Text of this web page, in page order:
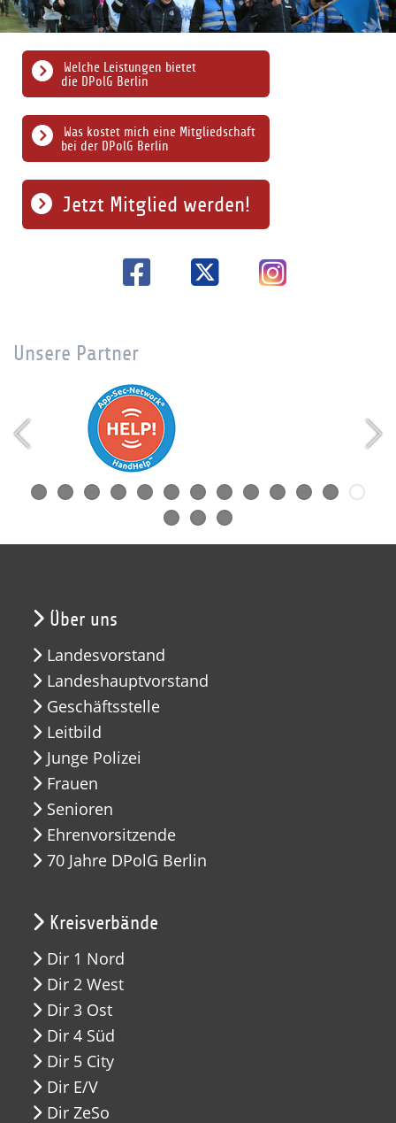
Was kostet mich eine Mitgliedschaft
bei der DPolG Berlin
Welche Leistungen bietet
die DPolG Berlin
Jetzt Mitglied werden!
Unsere Partner
Über uns
Landesvorstand
Landeshauptvorstand
Geschäftsstelle
Leitbild
Junge Polizei
Frauen
Senioren
Ehrenvorsitzende
70 Jahre DPolG Berlin
Kreisverbände
Dir 1 Nord
Dir 2 West
Dir 3 Ost
Dir 4 Süd
Dir 5 City
Dir E/V
Dir ZeSo